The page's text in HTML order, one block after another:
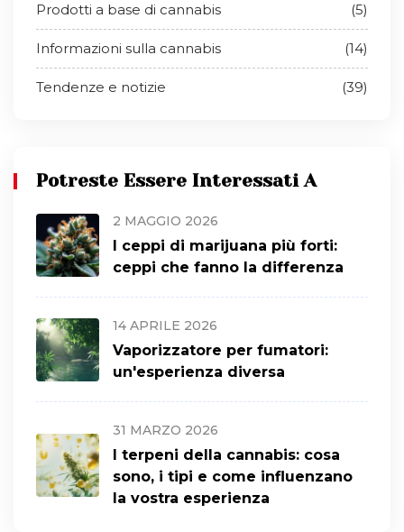
Prodotti a base di cannabis (5)
Informazioni sulla cannabis (14)
Tendenze e notizie (39)
Potreste Essere Interessati A
2 MAGGIO 2026
I ceppi di marijuana più forti:
ceppi che fanno la differenza
14 APRILE 2026
Vaporizzatore per fumatori:
un'esperienza diversa
31 MARZO 2026
I terpeni della cannabis: cosa
sono, i tipi e come influenzano
la vostra esperienza